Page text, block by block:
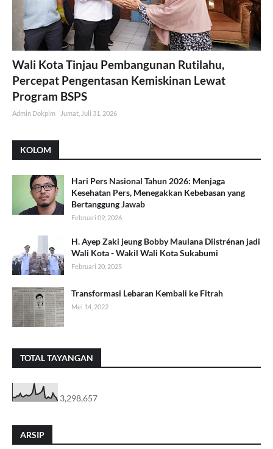
Wali Kota Tinjau Pembangunan Rutilahu,
Percepat Pengentasan Kemiskinan Lewat
Program BSPS
Admin Dokpim Jumat, Juli 31, 2026
KOLOM
Hari Pers Nasional Tahun 2026: Menjaga
Kesehatan Pers, Menegakkan Kebebasan yang
Bertanggung Jawab
Februari 09, 2026
H. Ayep Zaki jeung Bobby Maulana Diistrénan jadi
Wali Kota - Wakil Wali Kota Sukabumi
Februari 20, 2025
Transformasi Lebaran Kembali ke Fitrah
Mei 14, 2022
TOTAL TAYANGAN
3,298,657
ARSIP